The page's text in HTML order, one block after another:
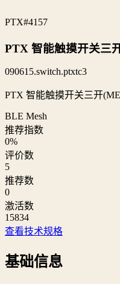
PTX#4157
PTX 智能触摸开关三
090615.switch.ptxtc3
PTX 智能触摸开关三开
BLE Mesh
推荐指数
0%
评价数
5
推荐数
0
激活数
15834
查看技术规格
基础信息